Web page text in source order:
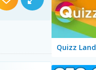
Quizz Land